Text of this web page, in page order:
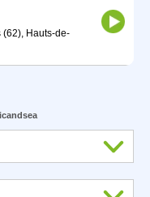
Hauts-de-